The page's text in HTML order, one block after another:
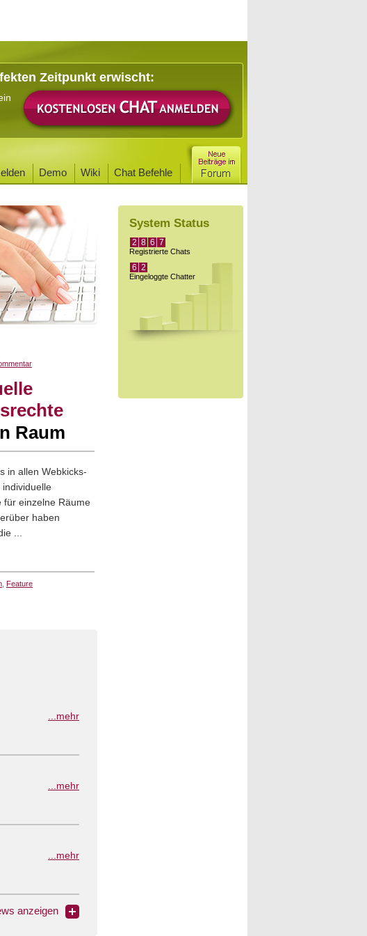
Zeitpunkt erwischt:
Demo Wiki Chat Befehle
Raum
in allen Webkicks-
für einzelne Räume
haben
...
Feature
...mehr
...mehr
...mehr
anzeigen
System Status
2 8 6 7
Registrierte Chats
6 2
Eingeloggte Chatter